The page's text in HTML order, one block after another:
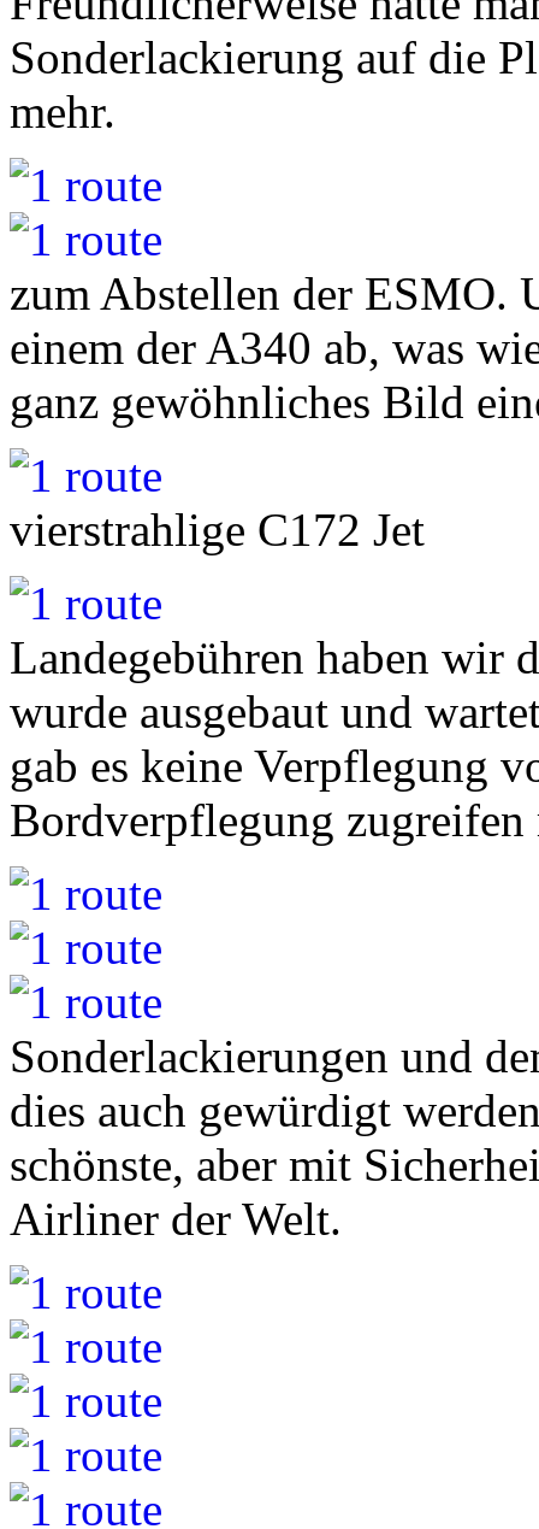
Sonderlackierung auf die
mehr.
zum Abstellen der ESMO.
einem der A340 ab, was
ganz gewöhnliches Bild
vierstrahlige C172 Jet
Landegebühren haben wir
wurde ausgebaut und
gab es keine Verpflegung
Bordverpflegung zugreifen
Sonderlackierungen und
dies auch gewürdigt
schönste, aber mit
Airliner der Welt.